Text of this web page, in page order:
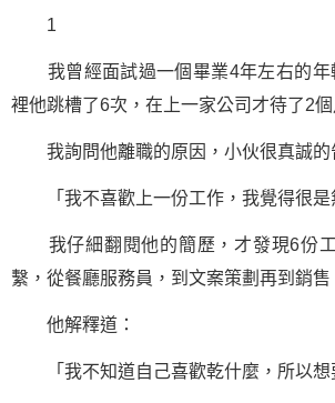
1
我曾經面試過一個畢業4年左右的年
裡他跳槽了6次，在上一家公司才待了2個
我詢問他離職的原因，小伙很真誠的
「我不喜歡上一份工作，我覺得很是
我仔細翻閱他的簡歷，才發現6份工
繫，從餐廳服務員，到文案策劃再到銷售
他解釋道：
「我不知道自己喜歡乾什麼，所以想